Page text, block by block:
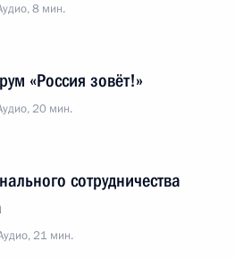
8 мин.
«Россия зовёт!»
20 мин.
сотрудничества
21 мин.